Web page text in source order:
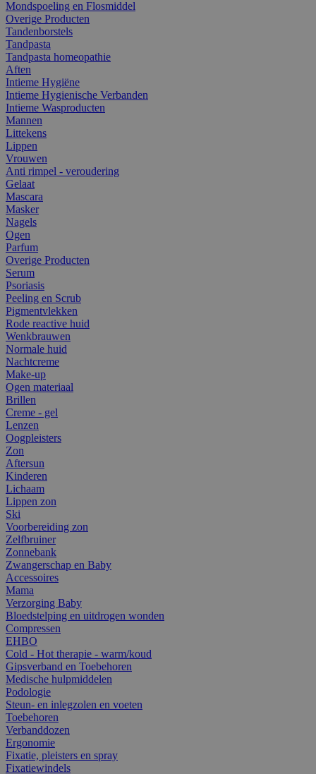
Mondspoeling en Flosmiddel
Overige Producten
Tandenborstels
Tandpasta
Tandpasta homeopathie
Aften
Intieme Hygiëne
Intieme Hygienische Verbanden
Intieme Wasproducten
Mannen
Littekens
Lippen
Vrouwen
Anti rimpel - veroudering
Gelaat
Mascara
Masker
Nagels
Ogen
Parfum
Overige Producten
Serum
Psoriasis
Peeling en Scrub
Pigmentvlekken
Rode reactive huid
Wenkbrauwen
Normale huid
Nachtcreme
Make-up
Ogen materiaal
Brillen
Creme - gel
Lenzen
Oogpleisters
Zon
Aftersun
Kinderen
Lichaam
Lippen zon
Ski
Voorbereiding zon
Zelfbruiner
Zonnebank
Zwangerschap en Baby
Accessoires
Mama
Verzorging Baby
Bloedstelping en uitdrogen wonden
Compressen
EHBO
Cold - Hot therapie - warm/koud
Gipsverband en Toebehoren
Medische hulpmiddelen
Podologie
Steun- en inlegzolen en voeten
Toebehoren
Verbanddozen
Ergonomie
Fixatie, pleisters en spray
Fixatiewindels